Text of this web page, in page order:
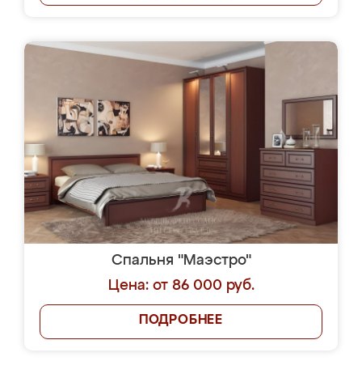
Спальня "Маэстро"
Цена: от 86 000 руб.
ПОДРОБНЕЕ